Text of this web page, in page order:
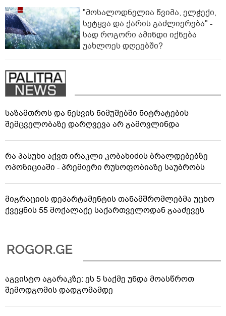
"მოსალოდნელია წვიმა, ელჭექი,
სეტყვა და ქარის გაძლიერება" -
სად როგორი ამინდი იქნება
უახლოეს დღეებში?
საზამთროს და ნესვის ნიმუშებში ნიტრატების
შემცველობაზე დარღვევა არ გამოვლინდა
რა პასუხი აქვთ ირაკლი კობახიძის ბრალდებებზე
ოპოზიციაში - პრემიერი რუსოფობიაზე საუბრობს
მიგრაციის დეპარტამენტის თანამშრომლებმა უცხო
ქვეყნის 55 მოქალაქე საქართველოდან გააძევეს
აგვისტო აგარაკზე: ეს 5 საქმე უნდა მოასწროთ
შემოდგომის დადგომამდე